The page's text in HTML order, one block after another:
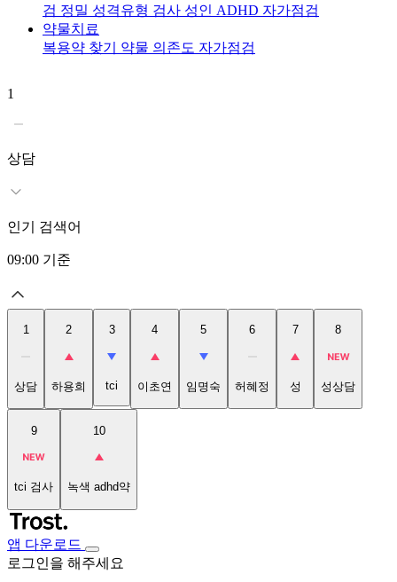
검 정밀 성격유형 검사 성인 ADHD 자가점검
약물치료
복용약 찾기 약물 의존도 자가점검
1
상담
인기 검색어
09:00 기준
1
상담
2
하용희
3
tci
4
이초연
5
임명숙
6
허혜정
7
성
8
성상담
9
tci 검사
10
녹색 adhd약
앱 다운로드
로그인을 해주세요